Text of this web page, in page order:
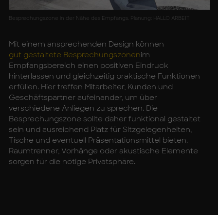
Besprechungszone in der Nähe des Empfangs. Planung: HALLO ARBEIT
Mit einem ansprechenden Design können
gut gestaltete Besprechungszonenim
Empfangsbereich einen positiven Eindruck
hinterlassen und gleichzeitig praktische Funktionen
erfüllen. Hier treffen Mitarbeiter, Kunden und
Geschäftspartner aufeinander, um über
verschiedene Anliegen zu sprechen. Die
Besprechungszone sollte daher funktional gestaltet
sein und ausreichend Platz für Sitzgelegenheiten,
Tische und eventuell Präsentationsmittel bieten.
Raumtrenner, Vorhänge oder akustische Elemente
sorgen für die nötige Privatsphäre.